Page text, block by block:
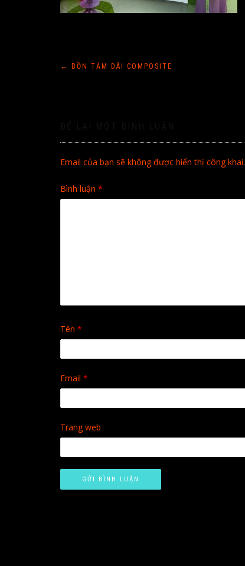
Điều
viết
← BỒN TẮM DÀI COMPOSITE
Email của bạn sẽ không được hiển thị công khai.
Bình luận *
Tên *
Email *
Trang web